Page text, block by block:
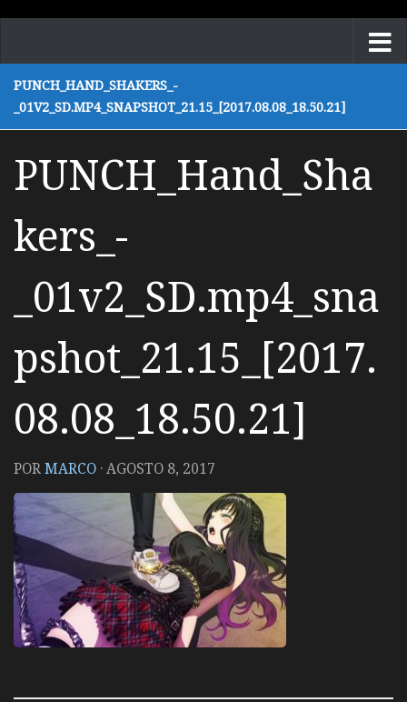
PUNCH_HAND_SHAKERS_-
_01V2_SD.MP4_SNAPSHOT_21.15_[2017.08.08_18.50.21]
PUNCH_Hand_Sha
kers_-
_01v2_SD.mp4_sna
pshot_21.15_[2017.
08.08_18.50.21]
PORMARCO ·AGOSTO 8, 2017